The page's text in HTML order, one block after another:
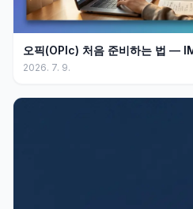
오픽(OPIc) 처음 준비하는 법 —
2026. 7. 9.